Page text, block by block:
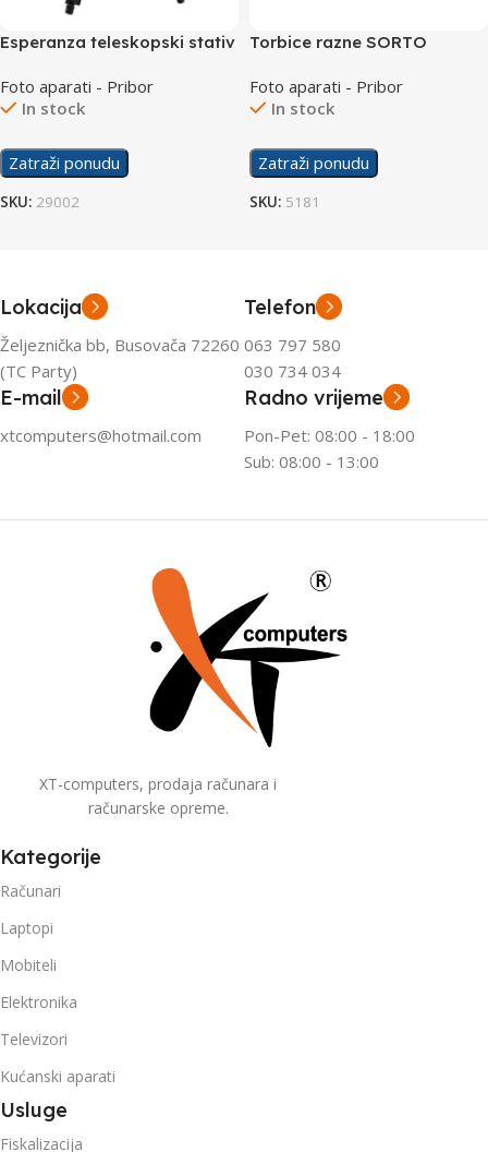
Esperanza teleskopski stativ
Foto aparati - Pribor
In stock
Zatraži ponudu
SKU: 29002
Torbice razne SORTO
Foto aparati - Pribor
In stock
Zatraži ponudu
SKU: 5181
Lokacija
Željeznička bb, Busovača 72260
(TC Party)
Telefon
063 797 580
030 734 034
E-mail
xtcomputers@hotmail.com
Radno vrijeme
Pon-Pet: 08:00 - 18:00
Sub: 08:00 - 13:00
XT-computers, prodaja računara i
računarske opreme.
Kategorije
Računari
Laptopi
Mobiteli
Elektronika
Televizori
Kućanski aparati
Usluge
Fiskalizacija